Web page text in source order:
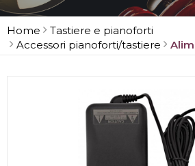
Home
Tastiere e pianoforti
Accessori pianoforti/tastiere